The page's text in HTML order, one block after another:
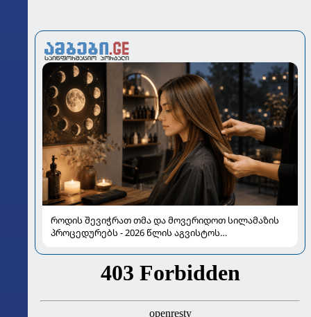
როდის შევიჭრათ თმა და მოვერიდოთ სილამაზის
პროცედურებს - 2026 წლის აგვისტოს